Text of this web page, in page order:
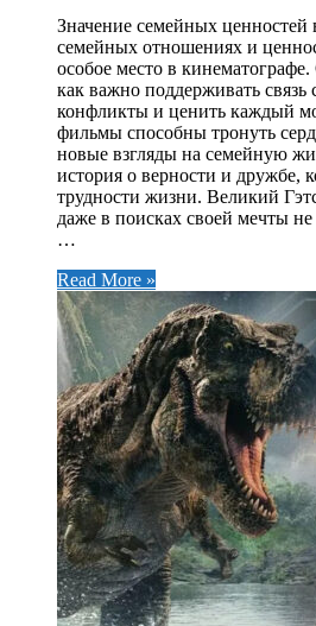
Значение семейных
семейных отношениях и
особое место в
как важно поддерживать связь
конфликты и ценить каждый
фильмы способны тронуть
новые взгляды на семейную
история о верности и дружбе,
трудности жизни. Великий
даже в поисках своей мечты не
…
Read More »